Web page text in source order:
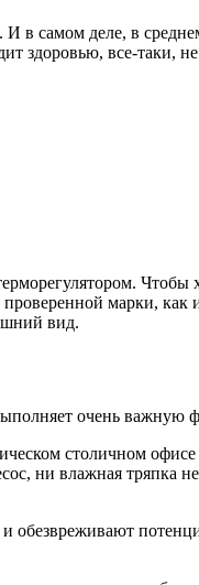
в самом деле, в
здоровью, все-таки,
Чтобы
марки, как
вид.
очень
столичном офисе
ни влажная тряпка